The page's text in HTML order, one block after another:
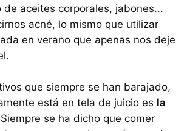
de aceites corporales, jabones...
acné, lo mismo que utilizar
en verano que apenas nos deje
que siempre se han barajado,
está en tela de juicio es la
Siempre se ha dicho que comer